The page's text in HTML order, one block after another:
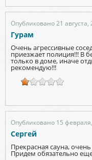
Опубликовано 21
Гурам
Очень агрессивные
приезжает полиция!!! В
только в доме, иначе
рекомендую!!!
Опубликовано 15
Сергей
Прекрасная сауна,
Придем обязательно